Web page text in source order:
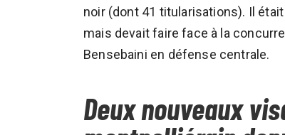
noir (dont 41 titularisations). Il
mais devait faire face à la
Bensebaini en défense centrale.
Deux nouveaux